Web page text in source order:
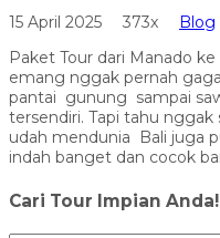
15 April 2025 373x
Blog
Paket Tour dari Manado
emang nggak pernah
pantai gunung sampai
tersendiri. Tapi tahu
udah mendunia Bali juga
indah banget dan cocok
Cari Tour Impian Anda!